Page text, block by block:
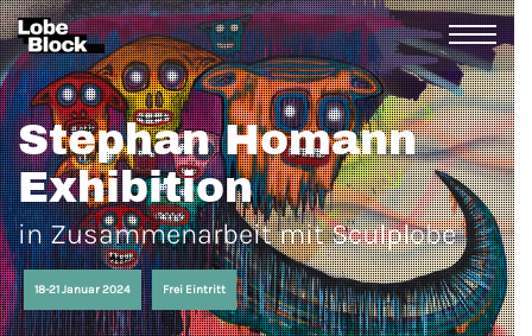
Stephan Homann
Exhibition
in Zusammenarbeit mit Sculplobe
18-21 Januar 2024 Frei Eintritt